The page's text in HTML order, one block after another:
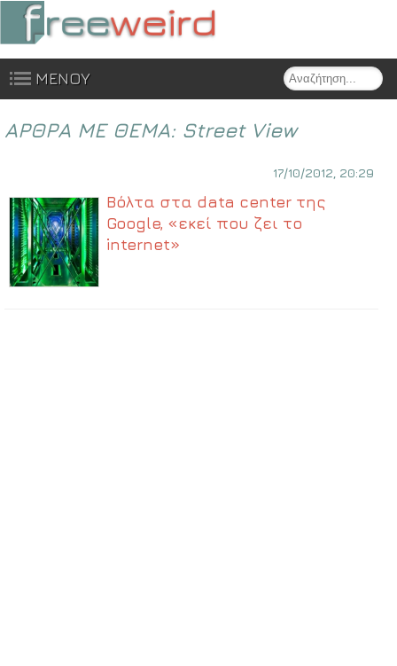
Search
ΜΕΝΟΥ
Skip to content
ΑΡΘΡΑ ΜΕ ΘΕΜΑ: Street View
17/10/2012, 20:29
Βόλτα στα data center της
Google, «εκεί που ζει το
internet»